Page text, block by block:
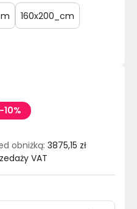
-10%
obniżką: 3875,15 zł
VAT
160x200_cm